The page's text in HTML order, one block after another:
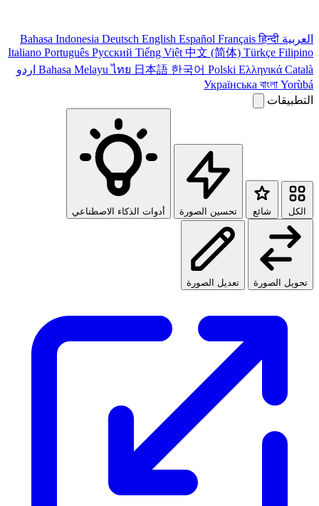
العربية Bahasa Indonesia Deutsch English Español Françaisहिन्दी
Italiano Português Pусский Tiếng Việt 中文 (简体) Türkçe Filipino
Bahasa Melayuไทย 日本語 한국어 Polski Ελληνικά Català
اردو
Українська বাংলা Yorùbá
التطبيقات
الكل شائع تحسين الصورة أدوات الذكاء الاصطناعي
تحويل الصورة تعديل الصورة